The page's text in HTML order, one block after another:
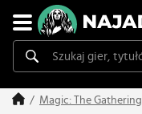
Magic: The Gathering